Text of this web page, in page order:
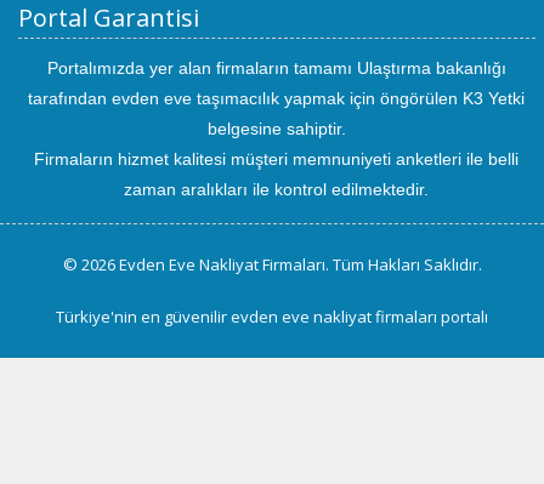
Portal Garantisi
Portalımızda yer alan firmaların tamamı Ulaştırma bakanlığı
tarafından evden eve taşımacılık yapmak için öngörülen K3 Yetki
belgesine sahiptir.
Firmaların hizmet kalitesi müşteri memnuniyeti anketleri ile belli
zaman aralıkları ile kontrol edilmektedir.
© 2026 Evden Eve Nakliyat Firmaları. Tüm Hakları Saklıdır.
Türkiye'nin en güvenilir evden eve nakliyat firmaları portalı